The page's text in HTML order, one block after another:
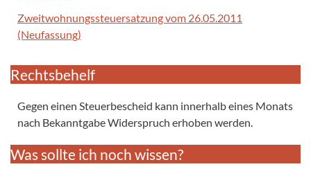
Zweitwohnungssteuersatzung vom 26.05.2011
(Neufassung)
Rechtsbehelf
Gegen einen Steuerbescheid kann innerhalb eines Monats
nach Bekanntgabe Widerspruch erhoben werden.
Was sollte ich noch wissen?